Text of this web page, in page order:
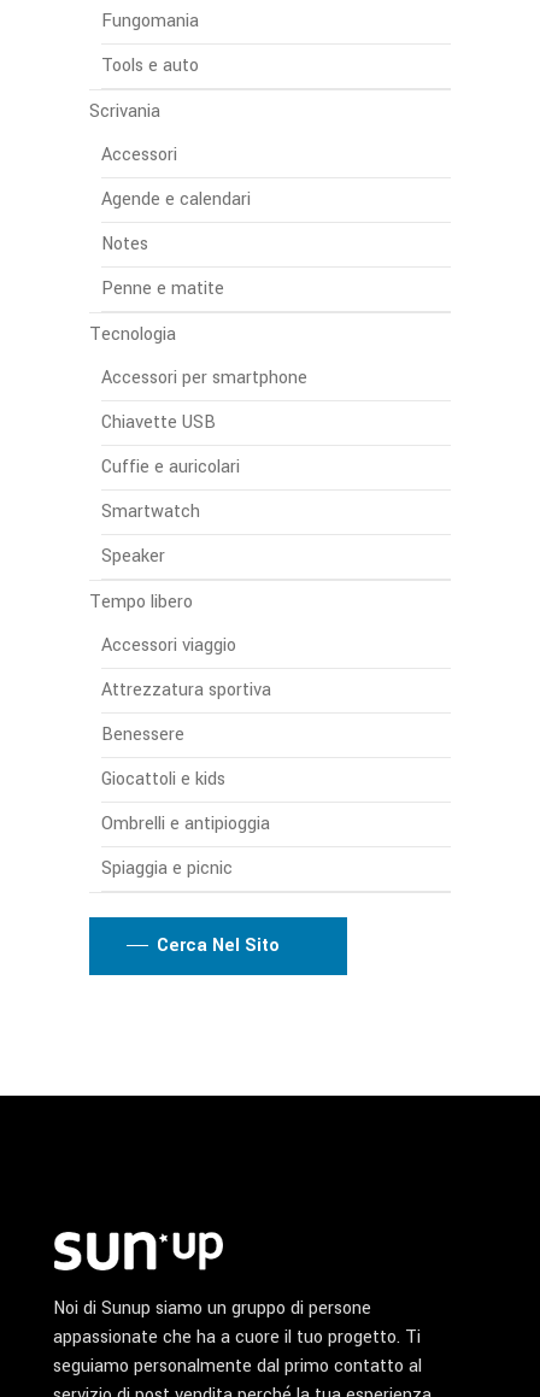
Fungomania
Tools e auto
Scrivania
Accessori
Agende e calendari
Notes
Penne e matite
Tecnologia
Accessori per smartphone
Chiavette USB
Cuffie e auricolari
Smartwatch
Speaker
Tempo libero
Accessori viaggio
Attrezzatura sportiva
Benessere
Giocattoli e kids
Ombrelli e antipioggia
Spiaggia e picnic
Cerca Nel Sito
Noi di Sunup siamo un gruppo di persone
appassionate che ha a cuore il tuo progetto. Ti
seguiamo personalmente dal primo contatto al